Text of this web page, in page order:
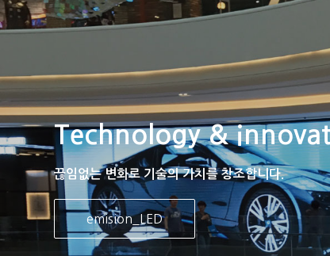
Technology &
끊임없는 변화로 기술의 가치를 창조합니다.
emision_LED